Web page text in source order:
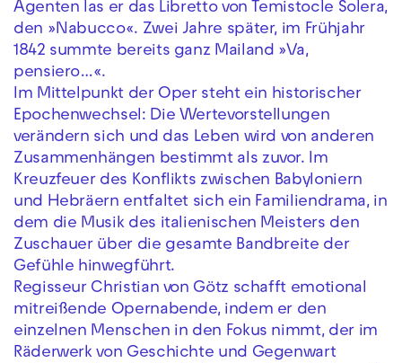
Agenten las er das Libretto von Temistocle Solera,
den »Nabucco«. Zwei Jahre später, im Frühjahr
1842 summte bereits ganz Mailand »Va,
pensiero…«.
Im Mittelpunkt der Oper steht ein historischer
Epochenwechsel: Die Wertevorstellungen
verändern sich und das Leben wird von anderen
Zusammenhängen bestimmt als zuvor. Im
Kreuzfeuer des Konflikts zwischen Babyloniern
und Hebräern entfaltet sich ein Familiendrama, in
dem die Musik des italienischen Meisters den
Zuschauer über die gesamte Bandbreite der
Gefühle hinwegführt.
Regisseur Christian von Götz schafft emotional
mitreißende Opernabende, indem er den
einzelnen Menschen in den Fokus nimmt, der im
Räderwerk von Geschichte und Gegenwart